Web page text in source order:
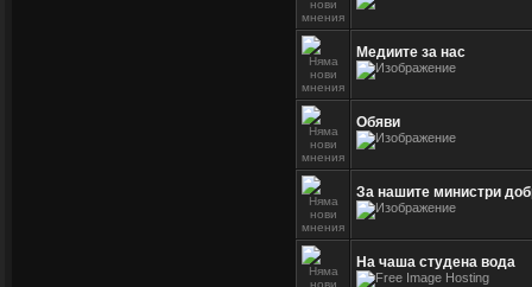
Медиите за нас
Обяви
За нашите министри
На чаша студена вода